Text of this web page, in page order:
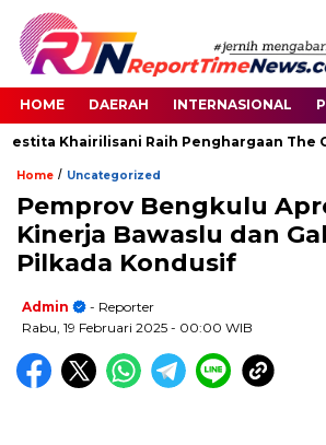
HOME DAERAH INTERNASIONAL
Khairilisani Raih Penghargaan The
Home / Uncategorized
Pemprov Bengkulu
Kinerja Bawaslu dan
Pilkada Kondusif
Admin
- Reporter
Rabu, 19 Februari 2025 - 00:00 WIB